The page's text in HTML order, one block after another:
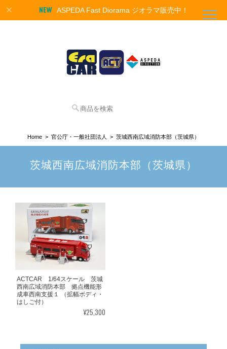
ASPEDA Fast Diorama ジオラマ販売中！
Home 官公庁・一般社団法人 茨城西南広域消防本部（茨城県）
茨城西南広域消防本部（茨城県）
ACTCAR 1/64スケール 茨城
西南広域消防本部 拠点機能形
成車西南支援１ （拡幅ボディ・
はしご付）
¥25,300